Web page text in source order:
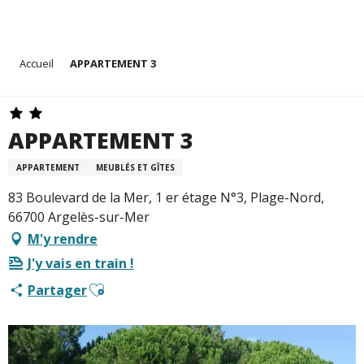
principal
Accueil APPARTEMENT 3
APPARTEMENT 3
APPARTEMENT MEUBLÉS ET GÎTES
83 Boulevard de la Mer, 1 er étage N°3, Plage-Nord,
66700 Argelès-sur-Mer
M'y rendre
J'y vais en train !
PartagerAjouter aux favoris